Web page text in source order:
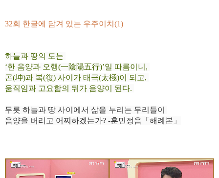
32회 한글에 담겨 있는 우주이치(1)
하늘과 땅의 도는
‘한 음양과 오행(一陰陽五行)’일 따름이니,
곤(坤)과 복(復) 사이가 태극(太極)이 되고,
움직임과 고요함의 뒤가 음양이 된다.
무릇 하늘과 땅 사이에서 삶을 누리는 무리들이
음양을 버리고 어찌하겠는가? -훈민정음「해례본」